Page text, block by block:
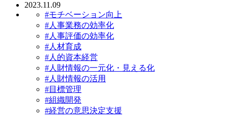
2023.11.09
#モチベーション向上
#人事業務の効率化
#人事評価の効率化
#人材育成
#人的資本経営
#人財情報の一元化・見える化
#人財情報の活用
#目標管理
#組織開発
#経営の意思決定支援